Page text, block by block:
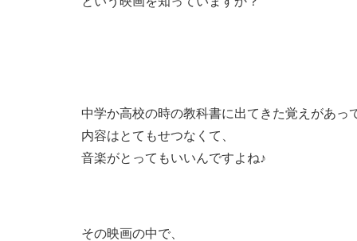
中学か高校の時の教科書に出てきた覚えがあっ
内容はとてもせつなくて、
音楽がとってもいいんですよね♪
その映画の中で、